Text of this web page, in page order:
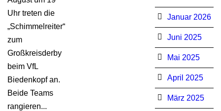
Uhr treten die
„Schimmelreiter“
zum
Großkreisderby
beim VfL
Biedenkopf an.
Beide Teams
rangieren...
Januar 2026
Juni 2025
Mai 2025
April 2025
März 2025